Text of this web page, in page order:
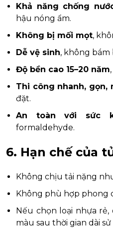
Khả năng chống
hậu nóng ẩm.
Không bị mối mọt,
Dễ vệ sinh, không bám
Độ bền cao 15–20 năm
Thi công nhanh, gọn,
đặt.
An toàn với sức
formaldehyde.
6. Hạn chế của
Không chịu tải nặng
Không phù hợp phong
Nếu chọn loại nhựa
màu sau thời gian dài